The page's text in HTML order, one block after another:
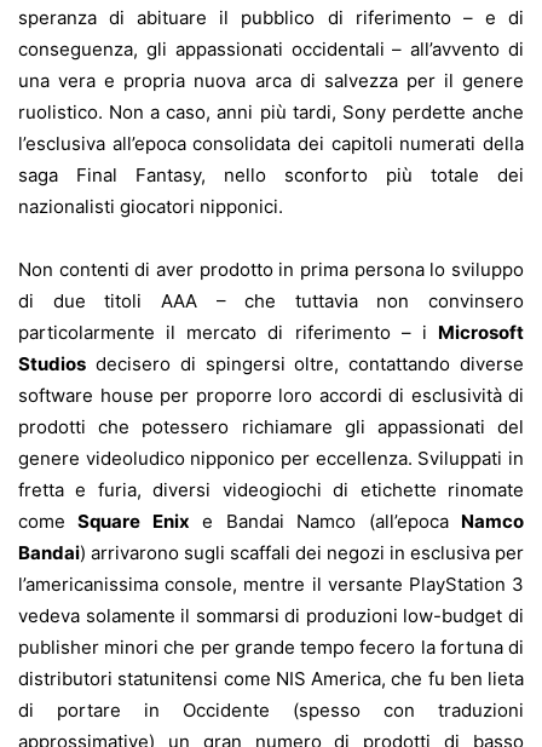
speranza di abituare il pubblico di riferimento – e di
conseguenza, gli appassionati occidentali – all’avvento di
una vera e propria nuova arca di salvezza per il genere
ruolistico. Non a caso, anni più tardi, Sony perdette anche
l’esclusiva all’epoca consolidata dei capitoli numerati della
saga Final Fantasy, nello sconforto più totale dei
nazionalisti giocatori nipponici.
Non contenti di aver prodotto in prima persona lo sviluppo
di due titoli AAA – che tuttavia non convinsero
particolarmente il mercato di riferimento – i Microsoft
Studios decisero di spingersi oltre, contattando diverse
software house per proporre loro accordi di esclusività di
prodotti che potessero richiamare gli appassionati del
genere videoludico nipponico per eccellenza. Sviluppati in
fretta e furia, diversi videogiochi di etichette rinomate
comeSquare Enix e Bandai Namco (all’epoca Namco
Bandai) arrivarono sugli scaffali dei negozi in esclusiva per
l’americanissima console, mentre il versante PlayStation 3
vedeva solamente il sommarsi di produzioni low-budget di
publisher minori che per grande tempo fecero la fortuna di
distributori statunitensi come NIS America, che fu ben lieta
di portare in Occidente (spesso con traduzioni
approssimative) un gran numero di prodotti di basso